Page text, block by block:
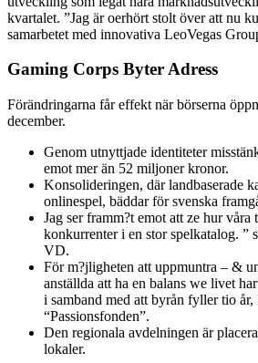
kvartalet. ”Jag är oerhört stolt över att nu
samarbetet med innovativa LeoVegas
Gaming Corps Byter Adress
Förändringarna får effekt när börserna
december.
Genom utnyttjade identiteter
emot mer än 52 miljoner kronor.
Konsolideringen, där landbaserade
onlinespel, bäddar för svenska
Jag ser framm?t emot att ze hur våra
konkurrenter i en stor spelkatalog. ”
VD.
För m?jligheten att uppmuntra – &
anställda att ha en balans we livet
i samband med att byrån fyller tio
“Passionsfonden”.
Den regionala avdelningen är
lokaler.